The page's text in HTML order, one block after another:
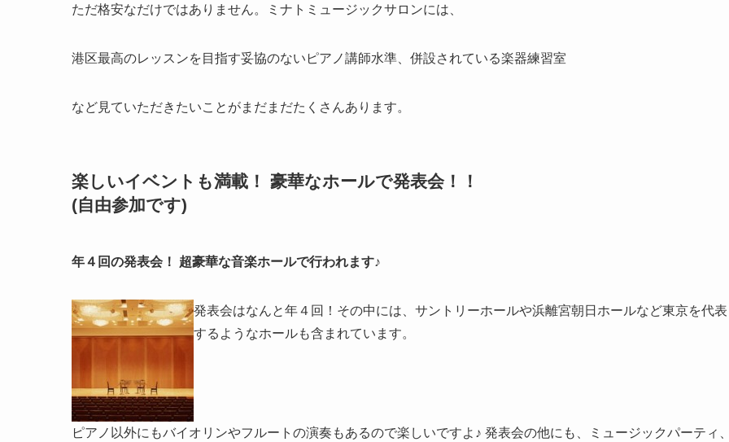
ただ格安なだけではありません。ミナトミュージックサロンには、
港区最高のレッスンを目指す妥協のないピアノ講師水準、併設されている楽器練習室
など見ていただきたいことがまだまだたくさんあります。
楽しいイベントも満載！ 豪華なホールで発表会！！
(自由参加です)
年４回の発表会！ 超豪華な音楽ホールで行われます♪
発表会はなんと年４回！その中には、 サントリーホールや浜離宮朝日ホールなど東京を代表
するようなホールも含まれています。
ピアノ以外にもバイオリンやフルートの演奏もあるので楽しいですよ♪ 発表会の他にも、ミュージックパーティ